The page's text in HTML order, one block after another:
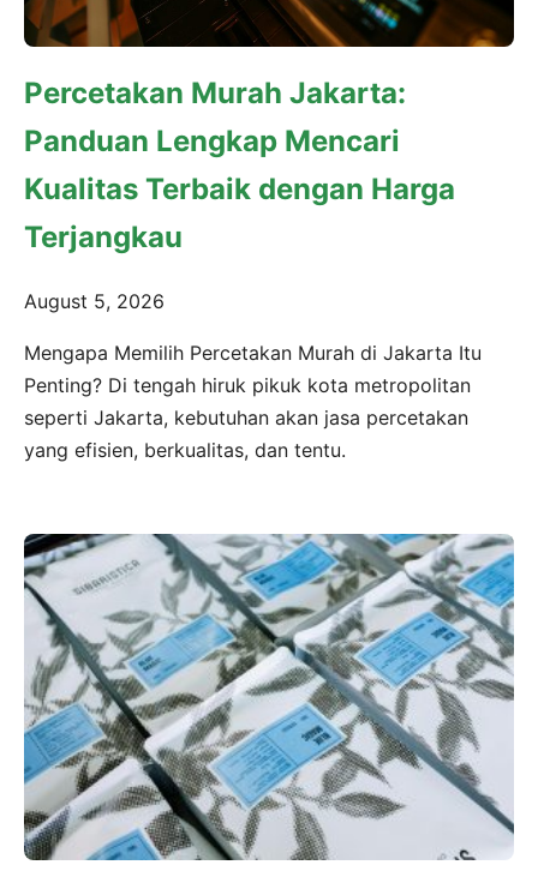
Percetakan Murah Jakarta:
Panduan Lengkap Mencari
Kualitas Terbaik dengan Harga
Terjangkau
August 5, 2026
Mengapa Memilih Percetakan Murah di Jakarta Itu
Penting? Di tengah hiruk pikuk kota metropolitan
seperti Jakarta, kebutuhan akan jasa percetakan
yang efisien, berkualitas, dan tentu.